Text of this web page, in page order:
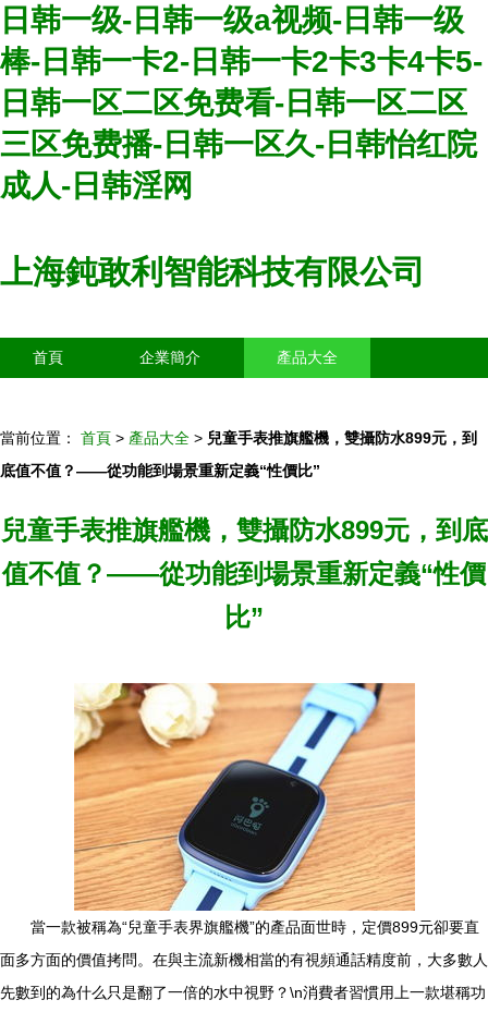
日韩一级-日韩一级a视频-日韩一级
棒-日韩一卡2-日韩一卡2卡3卡4卡5-
日韩一区二区免费看-日韩一区二区
三区免费播-日韩一区久-日韩怡红院
成人-日韩淫网
上海鈍敢利智能科技有限公司
首頁 企業簡介 產品大全
當前位置： 首頁 > 產品大全 > 兒童手表推旗艦機，雙攝防水899元，到
底值不值？——從功能到場景重新定義“性價比”
兒童手表推旗艦機，雙攝防水899元，到底
值不值？——從功能到場景重新定義“性價
比”
當一款被稱為“兒童手表界旗艦機”的產品面世時，定價899元卻要直
面多方面的價值拷問。在與主流新機相當的有視頻通話精度前，大多數人
先數到的為什么只是翻了一倍的水中視野？\n消費者習慣用上一款堪稱功